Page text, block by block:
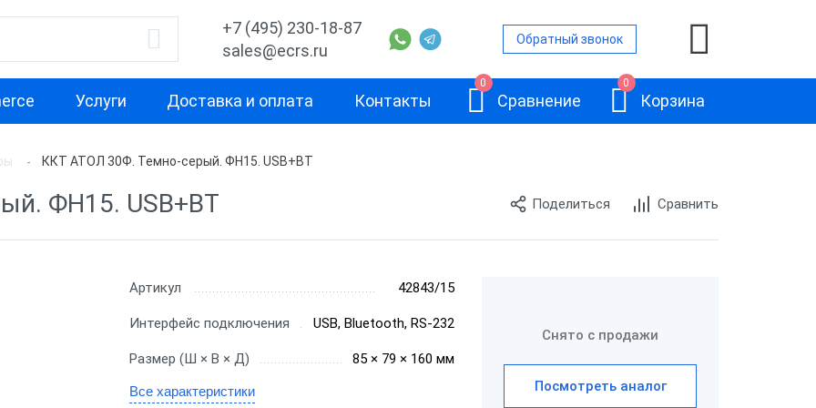
+7 (495) 230-18-87
sales@ecrs.ru
Обратный звонок
Услуги Доставка и оплата Контакты
0
Сравнение
0
Корзина
М
Назначение
Для курьера
Для офиса
Для кафе
Для бара
Для ресторана
Для небольшой
проходимости
Для высокой
ККТ АТОЛ 30Ф. Темно-серый. ФН15. USB+ВТ
ФН15. USB+ВТ Поделиться Сравнить
Артикул 42843/15
Интерфейс подключения USB, Bluetooth, RS-232
Размер (Ш × В × Д) 85 × 79 × 160 мм
Все характеристики
Снято с продажи
Посмотреть аналог